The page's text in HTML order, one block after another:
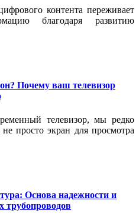
контента переживает
благодаря развитию
Почему ваш телевизор
телевизор, мы редко
просто экран для просмотра
Основа надежности и
трубопроводов